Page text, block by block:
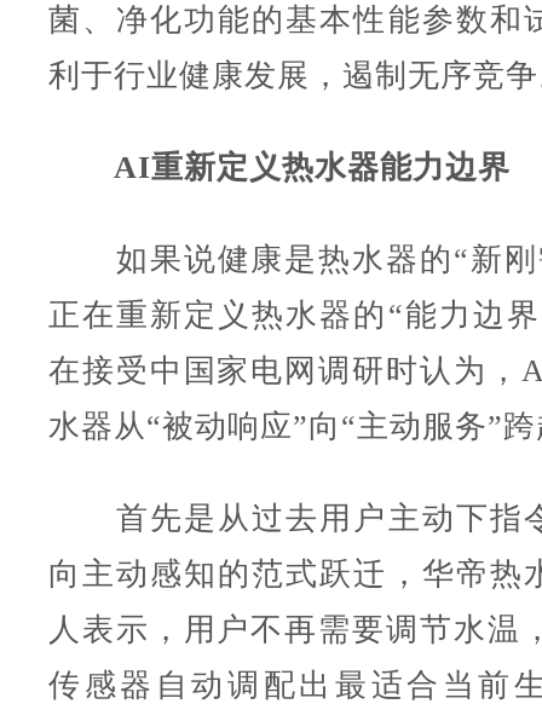
菌、净化功能的基本性能参数和
利于行业健康发展，遏制无序竞
AI重新定义热水器能力边界
如果说健康是热水器的“新刚
正在重新定义热水器的“能力边
在接受中国家电网调研时认为，
水器从“被动响应”向“主动服务”
首先是从过去用户主动下指
向主动感知的范式跃迁，华帝热
人表示，用户不再需要调节水温
传感器自动调配出最适合当前